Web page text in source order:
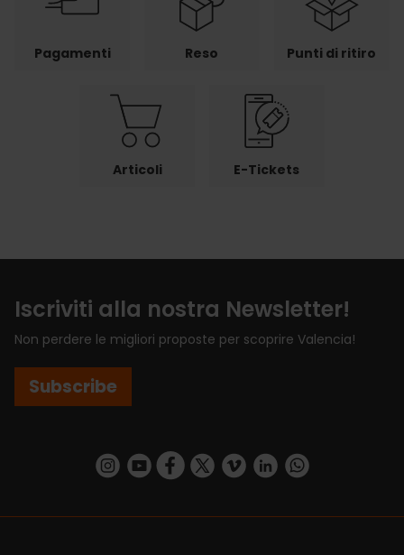
Pagamenti Reso Punti di ritiro
Articoli E-Tickets
Iscriviti alla nostra Newsletter!
Non perdere le migliori proposte per scoprire Valencia!
Subscribe
https://www.instagram.com/visit_valencia/
https://www.youtube.com/user/
https://www.facebook.com/
https://twitter.com/VisitaValencia
https://vimeo.com/
https://www.linkedin.com/company/turismo-valencia/https://api.whatsapp.com/send/